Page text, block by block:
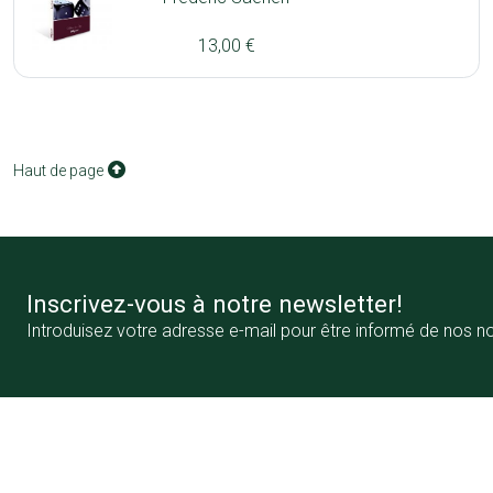
13,00 €
Haut de page
Inscrivez-vous à notre newsletter!
Introduisez votre adresse e-mail pour être informé de nos